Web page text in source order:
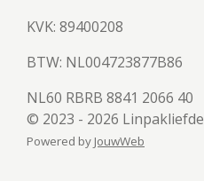
KVK: 89400208
BTW: NL004723877B86
NL60 RBRB 8841 2066 40
© 2023 - 2026 Linpakliefde
Powered by JouwWeb